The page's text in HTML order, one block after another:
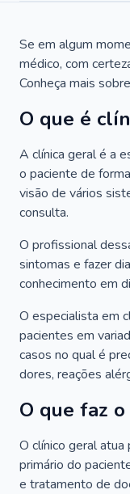
Se em algum
médico, com
Conheça mais
O que é
A clínica geral é a
o paciente de
visão de vários
consulta.
O profissional
sintomas e fazer
conhecimento em
O especialista em
pacientes em
casos no qual é
dores, reações
O que faz
O clínico geral
primário do
e tratamento de